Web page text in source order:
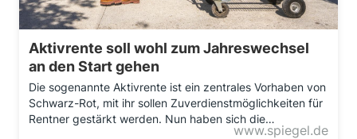
Aktivrente soll wohl zum Jahreswechsel
an den Start gehen
Die sogenannte Aktivrente ist ein zentrales Vorhaben von
Schwarz-Rot, mit ihr sollen Zuverdienstmöglichkeiten für
Rentner gestärkt werden. Nun haben sich die…
www.spiegel.de